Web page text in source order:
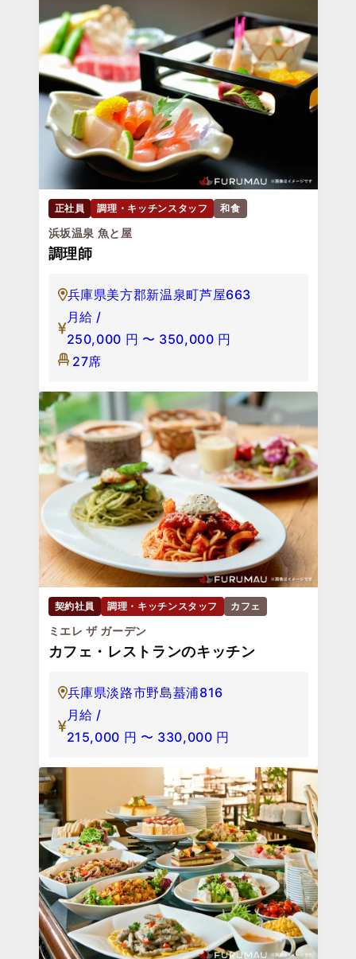
正社員 調理・キッチンスタッフ 和食
浜坂温泉 魚と屋
調理師
兵庫県美方郡新温泉町芦屋663
月給 /
250,000 円 〜 350,000 円
27席
契約社員 調理・キッチンスタッフ カフェ
ミエレ ザ ガーデン
カフェ・レストランのキッチン
兵庫県淡路市野島蟇浦816
月給 /
215,000 円 〜 330,000 円